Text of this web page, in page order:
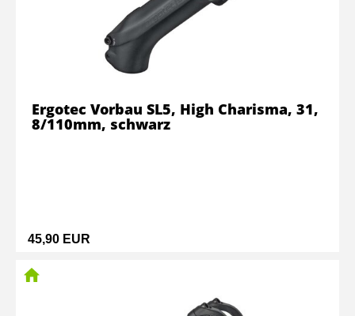
45,90 EUR
Ergotec Vorbau SL5, High Charisma, 31,
8/110mm, schwarz